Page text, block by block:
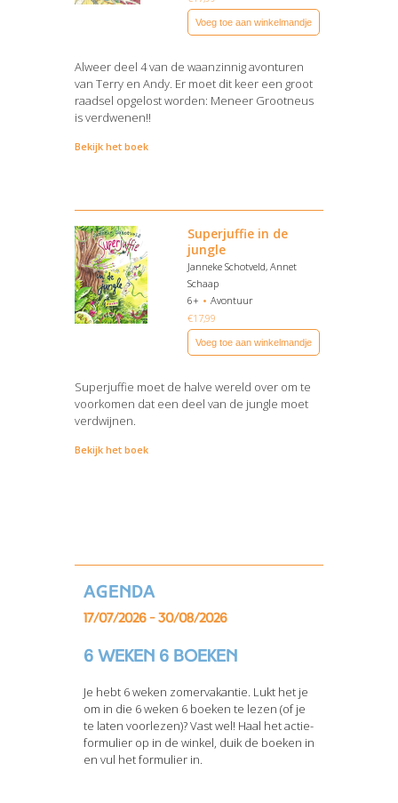
Voeg toe aan winkelmandje
Alweer deel 4 van de waanzinnig avonturen
van Terry en Andy. Er moet dit keer een groot
raadsel opgelost worden: Meneer Grootneus
is verdwenen!!
Bekijk het boek
Superjuffie in de
jungle
Janneke Schotveld, Annet
Schaap
6+
Avontuur
€17,99
Voeg toe aan winkelmandje
Superjuffie moet de halve wereld over om te
voorkomen dat een deel van de jungle moet
verdwijnen.
Bekijk het boek
Agenda
17/07/2026 - 30/08/2026
6 weken 6 boeken
Je hebt 6 weken zomervakantie. Lukt het je
om in die 6 weken 6 boeken te lezen (of je
te laten voorlezen)? Vast wel! Haal het actie-
formulier op in de winkel, duik de boeken in
en vul het formulier in.